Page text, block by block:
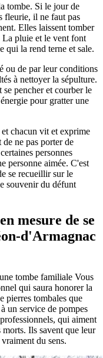
tombe. Si le jour de
fleurie, il ne faut pas
Elles laissent tomber
La pluie et le vent font
qui la rend terne et sale.
ou de par leur conditions
à nettoyer la sépulture.
pencher et courber le
pour gratter une
chacun vit et exprime
ne pas porter de
personnes
personne aimée. C'est
se recueillir sur le
souvenir du défunt
mesure de se
d'Armagnac
tombe familiale Vous
qui saura honorer la
pierres tombales que
un service de pompes
qui aiment
Ils savent que leur
du sens.